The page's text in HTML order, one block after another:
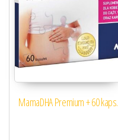
MamaDHA Premium + 60 kaps.